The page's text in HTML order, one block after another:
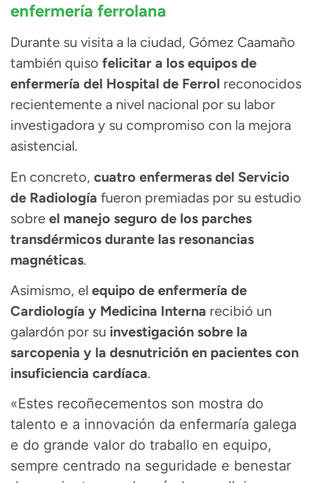
enfermería ferrolana
Durante su visita a la ciudad, Gómez Caamaño
también quiso felicitar a los equipos de
enfermería del Hospital de Ferrol reconocidos
recientemente a nivel nacional por su labor
investigadora y su compromiso con la mejora
asistencial.
En concreto, cuatro enfermeras del Servicio
de Radiología fueron premiadas por su estudio
sobre el manejo seguro de los parches
transdérmicos durante las resonancias
magnéticas.
Asimismo, el equipo de enfermería de
Cardiología y Medicina Interna recibió un
galardón por su investigación sobre la
sarcopenia y la desnutrición en pacientes con
insuficiencia cardíaca.
«Estes recoñecementos son mostra do
talento e a innovación da enfermaría galega
e do grande valor do traballo en equipo,
sempre centrado na seguridade e benestar